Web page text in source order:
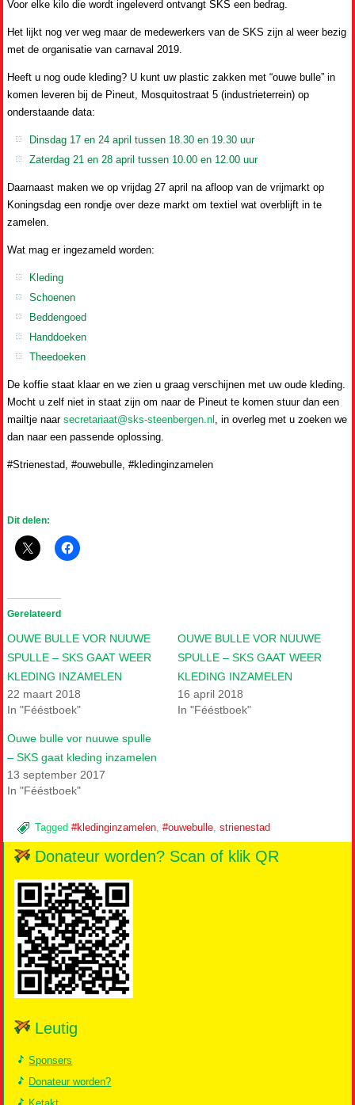
Voor elke kilo die wordt ingeleverd ontvangt SKS een bedrag.
Het lijkt nog ver weg maar de medewerkers van de SKS zijn al weer bezig
met de organisatie van carnaval 2019.
Heeft u nog oude kleding? U kunt uw plastic zakken met “ouwe bulle” in
komen leveren bij de Pineut, Mosquitostraat 5 (industrieterrein) op
onderstaande data:
Dinsdag 17 en 24 april tussen 18.30 en 19.30 uur
Zaterdag 21 en 28 april tussen 10.00 en 12.00 uur
Daarnaast maken we op vrijdag 27 april na afloop van de vrijmarkt op
Koningsdag een rondje over deze markt om textiel wat overblijft in te
zamelen.
Wat mag er ingezameld worden:
Kleding
Schoenen
Beddengoed
Handdoeken
Theedoeken
De koffie staat klaar en we zien u graag verschijnen met uw oude kleding.
Mocht u zelf niet in staat zijn om naar de Pineut te komen stuur dan een
mailtje naarsecretariaat@sks-steenbergen.nl , in overleg met u zoeken we
dan naar een passende oplossing.
#Strienestad, #ouwebulle, #kledinginzamelen
Dit delen:
Gerelateerd
OUWE BULLE VOR NUUWE
SPULLE – SKS GAAT WEER
KLEDING INZAMELEN
22 maart 2018
In "Fééstboek"
OUWE BULLE VOR NUUWE
SPULLE – SKS GAAT WEER
KLEDING INZAMELEN
16 april 2018
In "Fééstboek"
Ouwe bulle vor nuuwe spulle
– SKS gaat kleding inzamelen
13 september 2017
In "Fééstboek"
Tagged #kledinginzamelen ,#ouwebulle ,strienestad
Donateur worden? Scan of klik QR
Leutig
Sponsers
Donateur worden?